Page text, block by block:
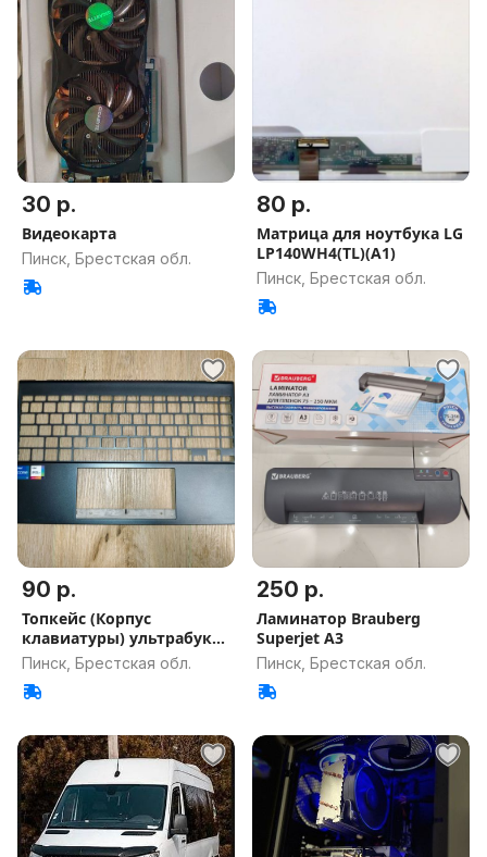
30 р.
Видеокарта
Пинск, Брестская обл.
80 р.
Матрица для ноутбука LG
LP140WH4(TL)(A1)
Пинск, Брестская обл.
90 р.
Топкейс (Корпус
клавиатуры) ультрабука
Asus UX325
Пинск, Брестская обл.
250 р.
Ламинатор Brauberg
Superjet A3
Пинск, Брестская обл.